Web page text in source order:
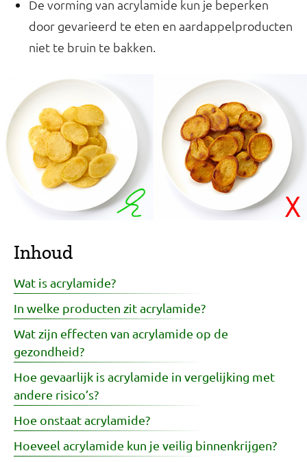
De vorming van acrylamide kun je beperken
door gevarieerd te eten en aardappelproducten
niet te bruin te bakken.
Inhoud
Wat is acrylamide?
In welke producten zit acrylamide?
Wat zijn effecten van acrylamide op de
gezondheid?
Hoe gevaarlijk is acrylamide in vergelijking met
andere risico’s?
Hoe onstaat acrylamide?
Hoeveel acrylamide kun je veilig binnenkrijgen?